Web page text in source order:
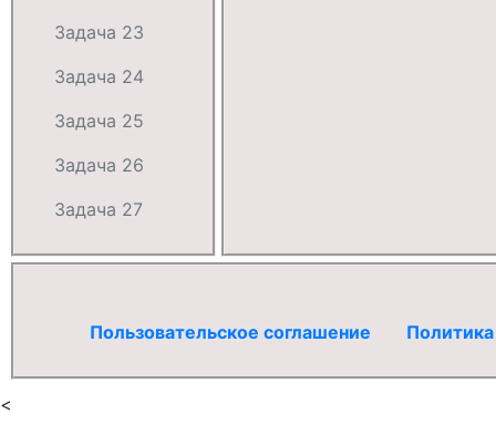
Задача 23
Задача 24
Задача 25
Задача 26
Задача 27
Пользовательское соглашение
<